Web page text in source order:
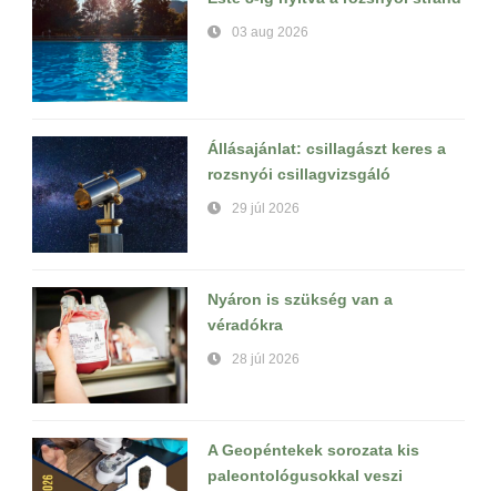
03 aug 2026
Állásajánlat: csillagászt keres a
rozsnyói csillagvizsgáló
29 júl 2026
Nyáron is szükség van a
véradókra
28 júl 2026
A Geopéntekek sorozata kis
paleontológusokkal veszi